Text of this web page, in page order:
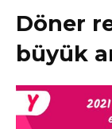
Döner
büyük